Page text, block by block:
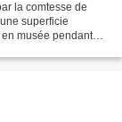
la comtesse de
superficie
musée pendant